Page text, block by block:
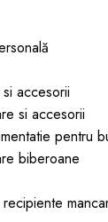
grup
desen
accesorii
si accesorii
pentru
biberoane